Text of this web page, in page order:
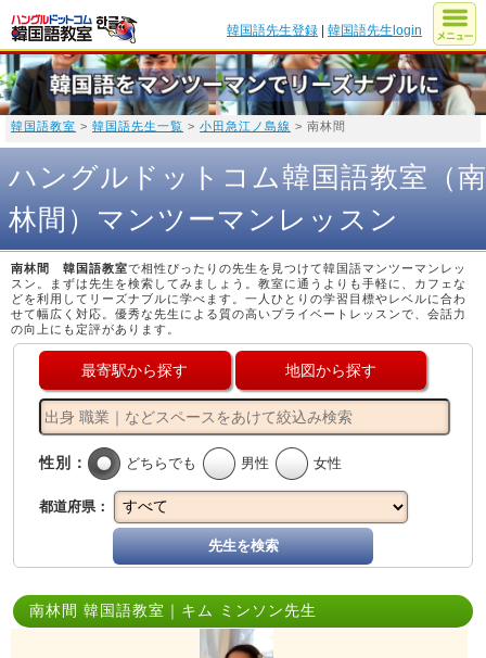
韓国語先生登録 |韓国語先生login
韓国語教室 > 韓国語先生一覧 > 小田急江ノ島線 > 南林間
ハングルドットコム韓国語教室（南
林間）マンツーマンレッスン
南林間 韓国語教室で相性ぴったりの先生を見つけて韓国語マンツーマンレッ
スン。まずは先生を検索してみましょう。教室に通うよりも手軽に、カフェな
どを利用してリーズナブルに学べます。一人ひとりの学習目標やレベルに合わ
せて幅広く対応。優秀な先生による質の高いプライベートレッスンで、会話力
の向上にも定評があります。
最寄駅から探す 地図から探す
性別： どちらでも 男性 女性
都道府県：
先生を検索
南林間 韓国語教室｜キム ミンソン先生